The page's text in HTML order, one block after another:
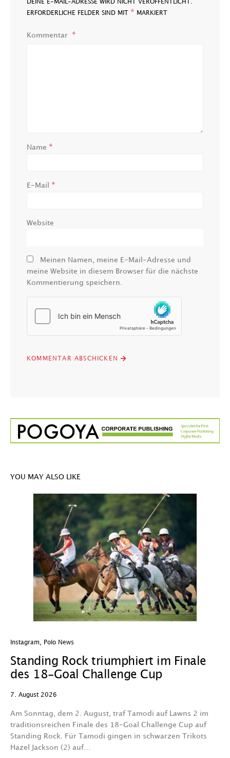
DEINE E-MAIL-ADRESSE WIRD NICHT VERÖFFENTLICHT.
ERFORDERLICHE FELDER SIND MIT * MARKIERT
Kommentar
Name *
E-Mail *
Website
Meinen Namen, meine E-Mail-Adresse und
meine Website in diesem Browser für die nächste
Kommentierung speichern.
YOU MAY ALSO LIKE
Instagram Polo News
Standing Rock triumphiert im Finale
des 18-Goal Challenge Cup
7. August 2026
Am Sonntag, dem 2. August, traf Tamodi auf Lawns 2 im
traditionsreichen Finale des 18-Goal Challenge Cup auf
Standing Rock. Für Tamodi gingen in schwarzen Trikots
Hazel Jackson (2) auf…